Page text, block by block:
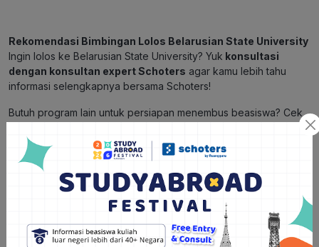
Rekomendasi Bimbingan Lolos Belarusian State University
Ingin lolos ke Belarusian State University? Yuk konsultasi
dengan konsultan expert Schoters agar kamu lebih tahu
informasi selengkapnya bersama Schoters!
Butuh program lain untuk persiapan menembus beasiswa? Cek
untuk bimbingan persiapanmu,
dijamin terlengkap.